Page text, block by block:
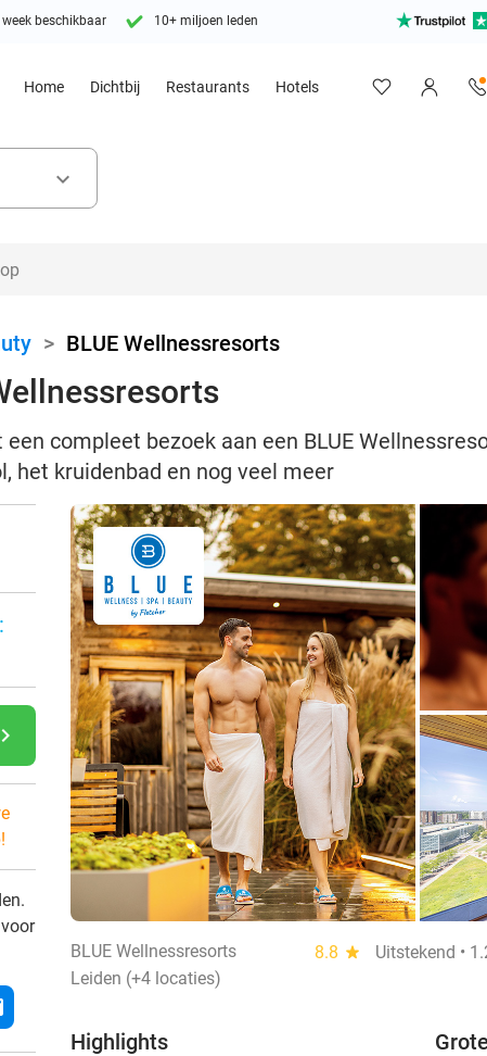
beschikbaar 10+ miljoen leden
Home Dichtbij Restaurants Hotels
keyboard_arrow_down
> BLUE Wellnessresorts
compleet bezoek aan een BLUE
het kruidenbad en nog veel meer
navigate_next
BLUE Wellnessresorts 8.8 star
Uitstekend •
Leiden (+4 locaties)
Highlights